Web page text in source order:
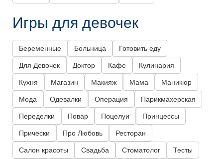
Игры для девочек
Беременные Больница Готовить еду
Для Девочек Доктор Кафе Кулинария
Кухня Магазин Макияж Мама Маникюр
Мода Одевалки Операция Парикмахерская
Переделки Повар Поцелуи Принцессы
Прически Про Любовь Ресторан
Салон красоты Свадьба Стоматолог Тесты